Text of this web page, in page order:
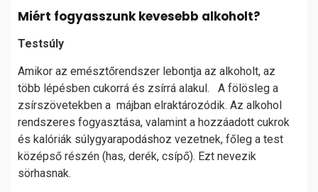
Miért fogyasszunk kevesebb alkoholt?
Testsúly
Amikor az emésztőrendszer lebontja az alkoholt, az
több lépésben cukorrá és zsírrá alakul. A fölösleg a
zsírszövetekben a májban elraktározódik. Az alkohol
rendszeres fogyasztása, valamint a hozzáadott cukrok
és kalóriák súlygyarapodáshoz vezetnek, főleg a test
középső részén (has, derék, csípő). Ezt nevezik
sörhasnak.